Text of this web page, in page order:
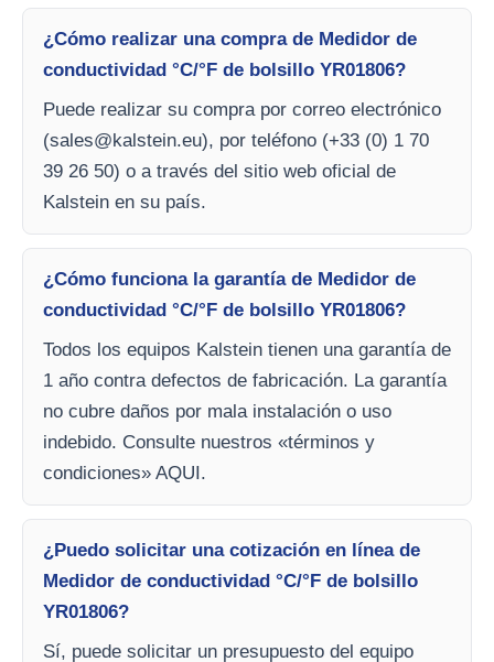
¿Cómo realizar una compra de Medidor de
conductividad °C/°F de bolsillo YR01806?
Puede realizar su compra por correo electrónico
(sales@kalstein.eu), por teléfono (+33 (0) 1 70
39 26 50) o a través del sitio web oficial de
Kalstein en su país.
¿Cómo funciona la garantía de Medidor de
conductividad °C/°F de bolsillo YR01806?
Todos los equipos Kalstein tienen una garantía de
1 año contra defectos de fabricación. La garantía
no cubre daños por mala instalación o uso
indebido. Consulte nuestros «términos y
condiciones» AQUI.
¿Puedo solicitar una cotización en línea de
Medidor de conductividad °C/°F de bolsillo
YR01806?
Sí, puede solicitar un presupuesto del equipo